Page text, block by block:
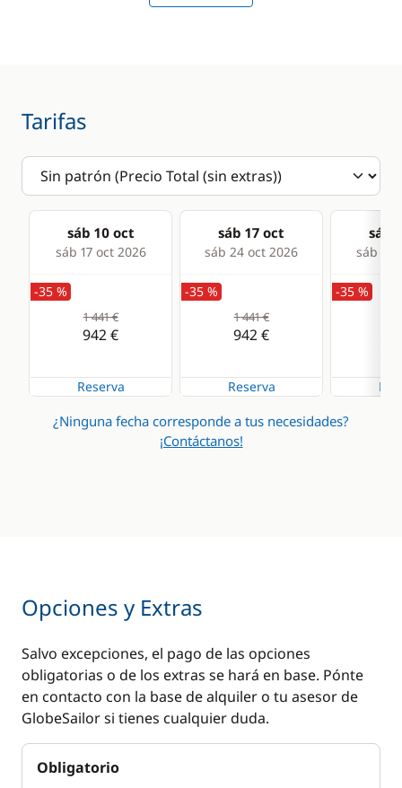
Comodidad
Tarifas
sáb 10 oct
sáb 17 oct 2026
sáb 17 oct
sáb 24 oct 2026
sáb
sáb 31
-35 %
1 441 €
942 €
Reserva
-35 %
1 441 €
942 €
Reserva
-35 %
¿Ninguna fecha corresponde a tus necesidades?
¡Contáctanos!
Opciones y Extras
Salvo excepciones, el pago de las opciones
obligatorias o de los extras se hará en base. Pónte
en contacto con la base de alquiler o tu asesor de
GlobeSailor si tienes cualquier duda.
Obligatorio